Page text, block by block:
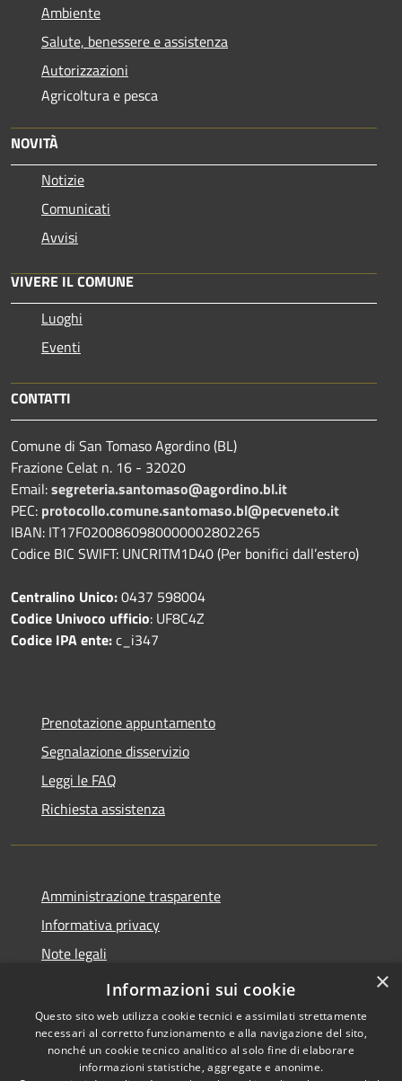
Ambiente
Salute, benessere e assistenza
Autorizzazioni
Agricoltura e pesca
NOVITÀ
Notizie
Comunicati
Avvisi
VIVERE IL COMUNE
Luoghi
Eventi
CONTATTI
Comune di San Tomaso Agordino (BL)
Frazione Celat n. 16 - 32020
Email:segreteria.santomaso@agordino.bl.it
PEC: protocollo.comune.santomaso.bl@pecveneto.it
IBAN: IT17F0200860980000002802265
Codice BIC SWIFT: UNCRITM1D40 (Per bonifici dall’estero)
Centralino Unico:0437 598004
Codice Univoco ufficio: UF8C4Z
Codice IPA ente:c_i347
Prenotazione appuntamento
Segnalazione disservizio
Leggi le FAQ
Richiesta assistenza
Amministrazione trasparente
Informativa privacy
Note legali
Dichiarazione di accessibilità
Copyright © 2026 • Comune di
×
Informazioni sui cookie
Questo sito web utilizza cookie tecnici e assimilati strettamente
necessari al corretto funzionamento e alla navigazione del sito,
nonché un cookie tecnico analitico al solo fine di elaborare
informazioni statistiche, aggregate e anonime.